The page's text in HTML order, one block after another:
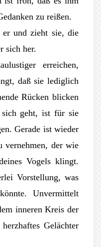
zu reißen.
er und zieht sie, die
sich her.
erreichen,
daß sie lediglich
Rücken blicken
geht, ist für sie
Gerade ist wieder
vernehmen, der wie
Vogels klingt.
Vorstellung, was
Unvermittelt
inneren Kreis der
Gelächter